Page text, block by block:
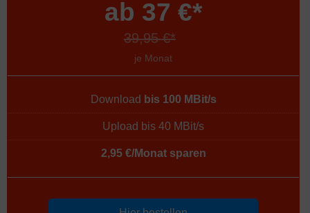
ab 37 €*
39,95 €*
je Monat
Download bis 100 MBit/s
Upload bis 40 MBit/s
2,95 €/Monat sparen